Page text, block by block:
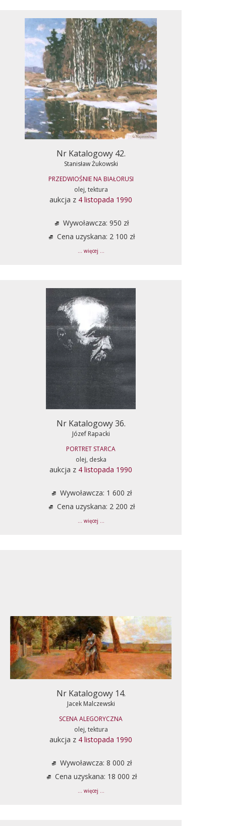
Nr Katalogowy 42.
Stanisław Żukowski
PRZEDWIOŚNIE NA BIAŁORUSI
olej, tektura
aukcja z 4 listopada 1990
Wywoławcza: 950 zł
Cena uzyskana: 2 100 zł
... więcej ...
Nr Katalogowy 36.
Józef Rapacki
PORTRET STARCA
olej, deska
aukcja z 4 listopada 1990
Wywoławcza: 1 600 zł
Cena uzyskana: 2 200 zł
... więcej ...
Nr Katalogowy 14.
Jacek Malczewski
SCENA ALEGORYCZNA
olej, tektura
aukcja z 4 listopada 1990
Wywoławcza: 8 000 zł
Cena uzyskana: 18 000 zł
... więcej ...